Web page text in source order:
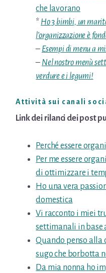
che lavorano
* Ho 3 bimbi, un
l’organizzazione è
– Esempi di menu a
– Nel nostro menù
verdure e i legumi!
Attività sui canali
Link dei rilanci dei post
Perché essere
Per me essere
di ottimizzare i
Ho una vera
domestica
Vi racconto i miei
settimanali in base
Quando penso alla
sugo che borbotta
Da mia nonna ho